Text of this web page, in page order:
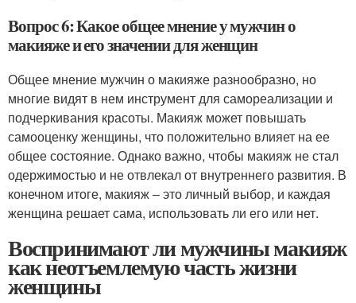
Вопрос 6: Какое общее мнение у мужчин о
макияже и его значении для женщин
Общее мнение мужчин о макияже разнообразно, но
многие видят в нем инструмент для самореализации и
подчеркивания красоты. Макияж может повышать
самооценку женщины, что положительно влияет на ее
общее состояние. Однако важно, чтобы макияж не стал
одержимостью и не отвлекал от внутреннего развития. В
конечном итоге, макияж – это личный выбор, и каждая
женщина решает сама, использовать ли его или нет.
Воспринимают ли мужчины макияж
как неотъемлемую часть жизни
женщины